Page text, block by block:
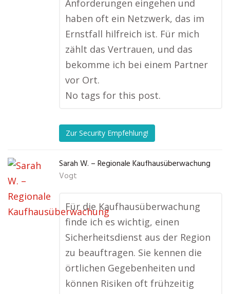
Anforderungen eingehen und
haben oft ein Netzwerk, das im
Ernstfall hilfreich ist. Für mich
zählt das Vertrauen, und das
bekomme ich bei einem Partner
vor Ort.
No tags for this post.
Zur Security Empfehlung!
Sarah W. – Regionale Kaufhausüberwachung
Vogt
Für die Kaufhausüberwachung
finde ich es wichtig, einen
Sicherheitsdienst aus der Region
zu beauftragen. Sie kennen die
örtlichen Gegebenheiten und
können Risiken oft frühzeitig